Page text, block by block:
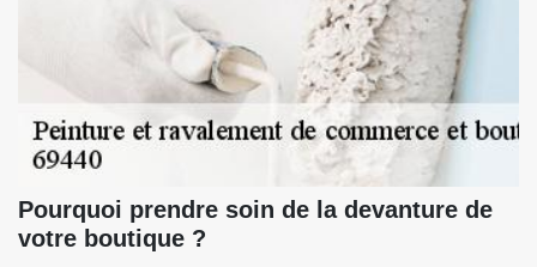
Pourquoi prendre soin de la devanture de
votre boutique ?